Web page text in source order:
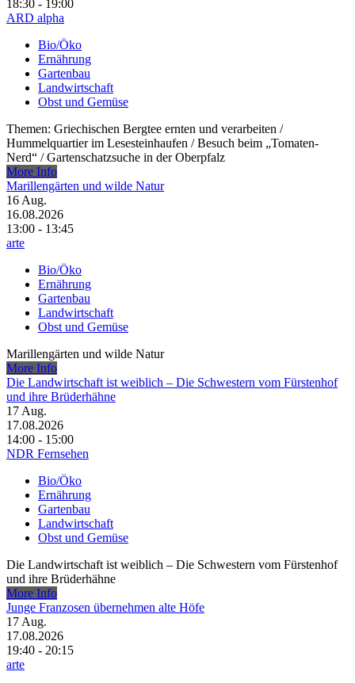
18:30 - 19:00
ARD alpha
Bio/Öko
Ernährung
Gartenbau
Landwirtschaft
Obst und Gemüse
Themen: Griechischen Bergtee ernten und verarbeiten /​
Hummelquartier im Lesesteinhaufen /​ Besuch beim „Tomaten-
Nerd“ /​ Gartenschatzsuche in der Oberpfalz
More Info
Marillengärten und wilde Natur
16 Aug.
16.08.2026
13:00 - 13:45
arte
Bio/Öko
Ernährung
Gartenbau
Landwirtschaft
Obst und Gemüse
Marillengärten und wilde Natur
More Info
Die Landwirtschaft ist weiblich – Die Schwestern vom Fürstenhof
und ihre Brüderhähne
17 Aug.
17.08.2026
14:00 - 15:00
NDR Fernsehen
Bio/Öko
Ernährung
Gartenbau
Landwirtschaft
Obst und Gemüse
Die Landwirtschaft ist weiblich – Die Schwestern vom Fürstenhof
und ihre Brüderhähne
More Info
Junge Franzosen übernehmen alte Höfe
17 Aug.
17.08.2026
19:40 - 20:15
arte